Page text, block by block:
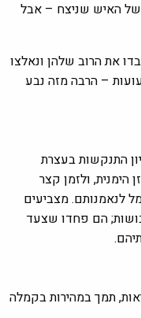
האיש שניצח – אבל
את הרוב שלהן ונאלצו
– הרבה מזה נבע
התנקשות בעצרת
ולזמן קצר
לנאמנותם. מצביעים
הם פחדו שצעד
תמך במהירות בקמלה